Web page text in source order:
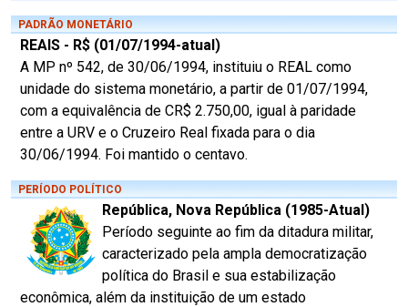
PADRÃO MONETÁRIO
REAIS - R$ (01/07/1994-atual)
A MP nº 542, de 30/06/1994, instituiu o REAL como
unidade do sistema monetário, a partir de 01/07/1994,
com a equivalência de CR$ 2.750,00, igual à paridade
entre a URV e o Cruzeiro Real fixada para o dia
30/06/1994. Foi mantido o centavo.
PERÍODO POLÍTICO
República, Nova República (1985-Atual)
Período seguinte ao fim da ditadura militar,
caracterizado pela ampla democratização
política do Brasil e sua estabilização
econômica, além da instituição de um estado